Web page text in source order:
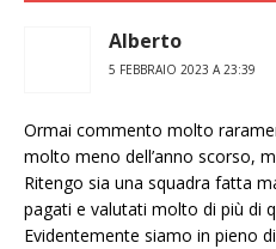
Alberto
5 FEBBRAIO 2023 A 23:39
Ormai commento molto
molto meno dell’anno scorso,
Ritengo sia una squadra fatta
pagati e valutati molto di più di
Evidentemente siamo in pieno